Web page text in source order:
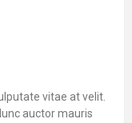
vitae at velit.
auctor mauris